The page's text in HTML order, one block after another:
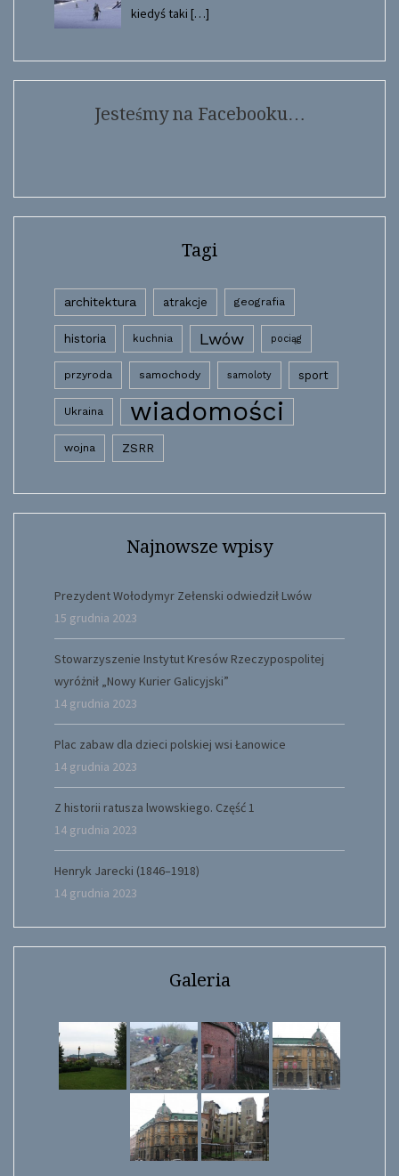
kiedyś taki […]
Jesteśmy na Facebooku…
Tagi
architektura atrakcje geografia
historia kuchnia Lwów pociąg
przyroda samochody samoloty sport
Ukraina wiadomości
wojna ZSRR
Najnowsze wpisy
Prezydent Wołodymyr Zełenski odwiedził Lwów
15 grudnia 2023
Stowarzyszenie Instytut Kresów Rzeczypospolitej
wyróżnił „Nowy Kurier Galicyjski”
14 grudnia 2023
Plac zabaw dla dzieci polskiej wsi Łanowice
14 grudnia 2023
Z historii ratusza lwowskiego. Część 1
14 grudnia 2023
Henryk Jarecki (1846–1918)
14 grudnia 2023
Galeria